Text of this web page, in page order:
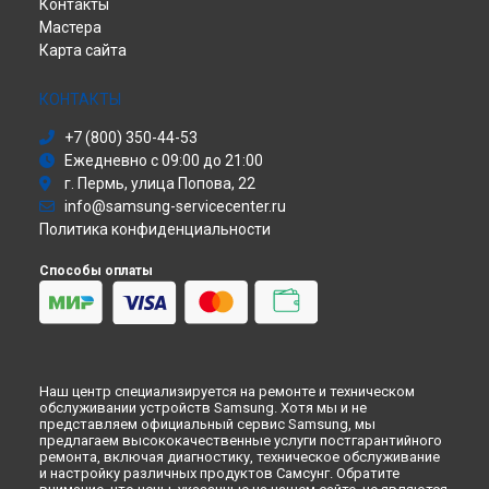
Ремонт морозильной камеры RZ28H6050SS Samsung в
Саратове
Ремонт морозильной камеры RZ28H6050SS Samsung в
Ремонт морозильной камеры RZ28H6050SS Samsung в
Ремонт морозильной камеры RZ28H6050SS Samsung в
Тюмени
Ремонт морозильной камеры RZ28H6050SS Samsung в
Иркутске
Ремонт морозильной камеры RZ28H6050SS Samsung в
Ремонт морозильной камеры RZ28H6050SS Samsung в
Ремонт морозильной камеры RZ28H6050SS Samsung в
Ремонт морозильной камеры RZ28H6050SS Samsung в
Ульяновске
Ремонт морозильной камеры RZ28H6050SS Samsung в
Кирове
Саундбар
Сабвуфер
Холодильник
Моноблок
Атс
Смарт-часы
Варочная панель
Посудомоечная машина
Морозильная камера
Кондиционер
Духовой шкаф
Вытяжка
Контакты
Мастера
Карта сайта
КОНТАКТЫ
+7 (800) 350-44-53
Ежедневно с 09:00 до 21:00
г. Пермь, улица Попова, 22
info@samsung-servicecenter.ru
Политика конфиденциальности
Способы оплаты
Наш центр специализируется на ремонте и техническом
обслуживании устройств Samsung. Хотя мы и не
представляем официальный сервис Samsung, мы
предлагаем высококачественные услуги постгарантийного
ремонта, включая диагностику, техническое обслуживание
и настройку различных продуктов Самсунг. Обратите